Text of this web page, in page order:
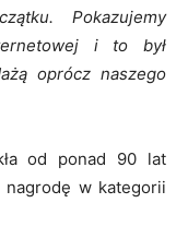
Pokazujemy
i to był
oprócz naszego
od ponad 90 lat
nagrodę w kategorii